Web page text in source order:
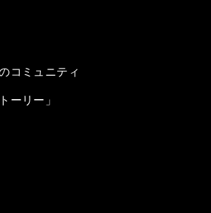
コミュニティ
ーリー」